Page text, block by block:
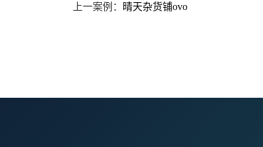
上一案例： 晴天杂货铺ovo